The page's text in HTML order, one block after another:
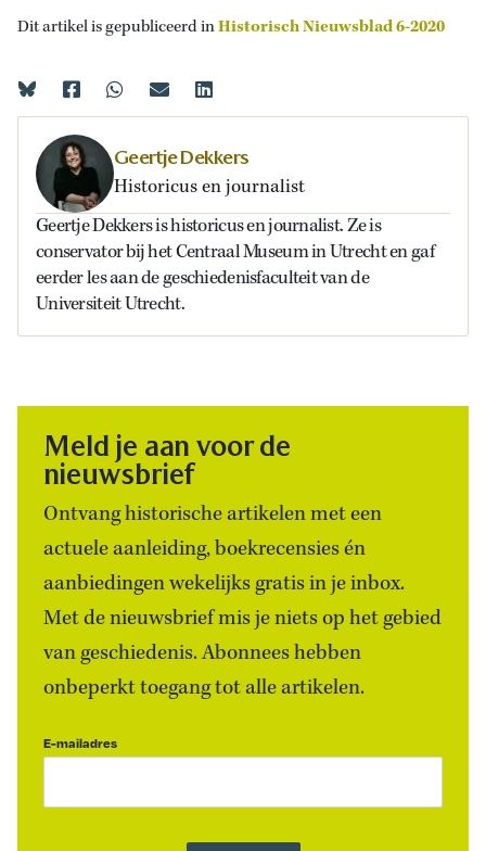
Dit artikel is gepubliceerd inHistorisch Nieuwsblad 6-2020
Geertje Dekkers
Historicus en journalist
Geertje Dekkers is historicus en journalist. Ze is
conservator bij het Centraal Museum in Utrecht en gaf
eerder les aan de geschiedenisfaculteit van de
Universiteit Utrecht.
Meld je aan voor de
nieuwsbrief
Ontvang historische artikelen met een
actuele aanleiding, boekrecensies én
aanbiedingen wekelijks gratis in je inbox.
Met de nieuwsbrief mis je niets op het gebied
van geschiedenis. Abonnees hebben
onbeperkt toegang tot alle artikelen.
E-mailadres